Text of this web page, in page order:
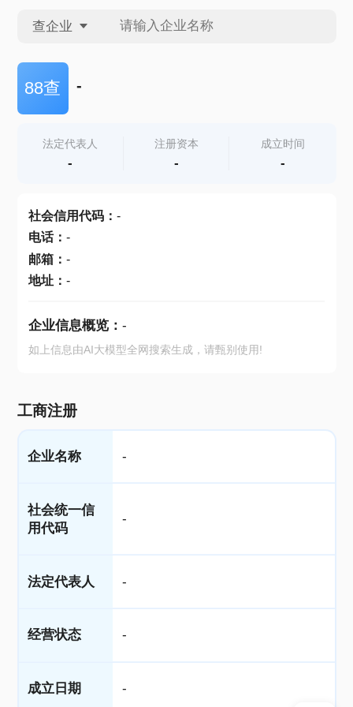
查企业
查企业
查产地
88查 -
法定代表人
-
注册资本
-
成立时间
-
社会信用代码： -
电话： -
邮箱： -
地址： -
企业信息概览： -
如上信息由AI大模型全网搜索生成，请甄别使用!
工商注册
企业名称 -
社会统一信
用代码
-
法定代表人 -
经营状态 -
成立日期 -